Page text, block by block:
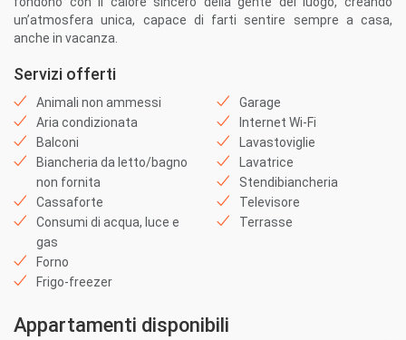
un’atmosfera unica, capace di farti sentire sempre a casa,
anche in vacanza.
Servizi offerti
Animali non ammessi
Aria condizionata
Balconi
Biancheria da letto/bagno
non fornita
Cassaforte
Consumi di acqua, luce e
gas
Forno
Frigo-freezer
Garage
Internet Wi-Fi
Lavastoviglie
Lavatrice
Stendibiancheria
Televisore
Terrasse
Appartamenti disponibili